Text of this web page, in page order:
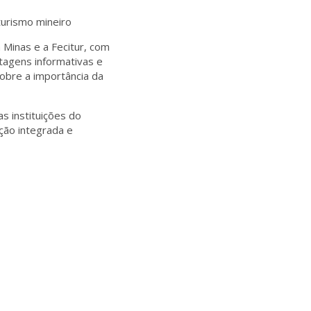
mineiro
e a Fecitur, com
informativas e
a importância da
instituições do
integrada e